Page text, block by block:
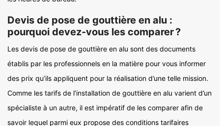
Devis de pose de gouttière en alu :
pourquoi devez-vous les comparer ?
Les devis de pose de gouttière en alu sont des documents
établis par les professionnels en la matière pour vous informer
des prix qu’ils appliquent pour la réalisation d’une telle mission.
Comme les tarifs de l’installation de gouttière en alu varient d’un
spécialiste à un autre, il est impératif de les comparer afin de
savoir lequel parmi eux propose des conditions tarifaires